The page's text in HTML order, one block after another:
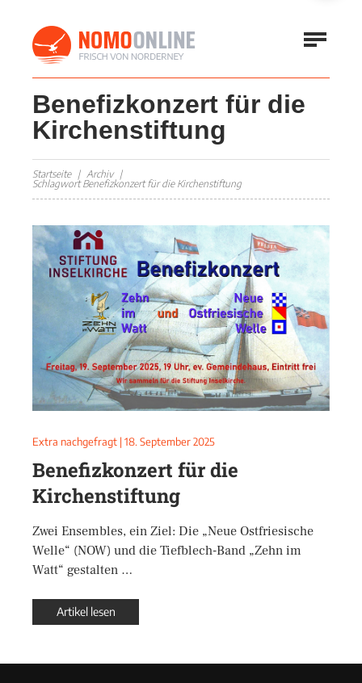
Benefizkonzert für die
Kirchenstiftung
Startseite
Archiv
Schlagwort Benefizkonzert für die Kirchenstiftung
Extra nachgefragt | 18. September 2025
Benefizkonzert für die
Kirchenstiftung
Zwei Ensembles, ein Ziel: Die „Neue Ostfriesische
Welle“ (NOW) und die Tiefblech-Band „Zehn im
Watt“ gestalten …
Artikel lesen